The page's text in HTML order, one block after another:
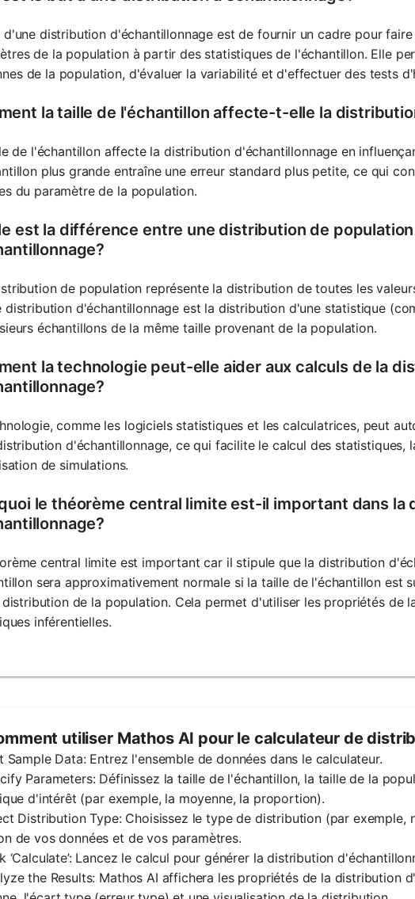
d'une distribution d'échantillonnage est de fournir un cadre pour
de la population à partir des statistiques de l'échantillon. Elle
de la population, d'évaluer la variabilité et d'effectuer des tests
la taille de l'échantillon affecte-t-elle la
de l'échantillon affecte la distribution d'échantillonnage en
plus grande entraîne une erreur standard plus petite, ce qui
du paramètre de la population.
est la différence entre une distribution de
de population représente la distribution de toutes les
distribution d'échantillonnage est la distribution d'une statistique
échantillons de la même taille provenant de la population.
la technologie peut-elle aider aux calculs de la
comme les logiciels statistiques et les calculatrices, peut
d'échantillonnage, ce qui facilite le calcul des statistiques,
de simulations.
le théorème central limite est-il important dans la
central limite est important car il stipule que la distribution
sera approximativement normale si la taille de l'échantillon est
de la population. Cela permet d'utiliser les propriétés de
inférentielles.
utiliser Mathos AI pour le calculateur de
Sample Data: Entrez l'ensemble de données dans le calculateur.
Parameters: Définissez la taille de l'échantillon, la taille de la
d'intérêt (par exemple, la moyenne, la proportion).
Distribution Type: Choisissez le type de distribution (par exemple,
de vos données et de vos paramètres.
‘Calculate’: Lancez le calcul pour générer la distribution
the Results: Mathos AI affichera les propriétés de la distribution